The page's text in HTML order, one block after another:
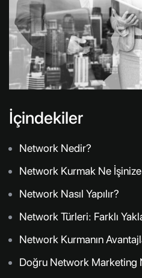
İçindekiler
Network Nedir?
Network Kurmak Ne
Network Nasıl Yapılır?
Network Türleri: Farklı
Network Kurmanın
Doğru Network Marketing